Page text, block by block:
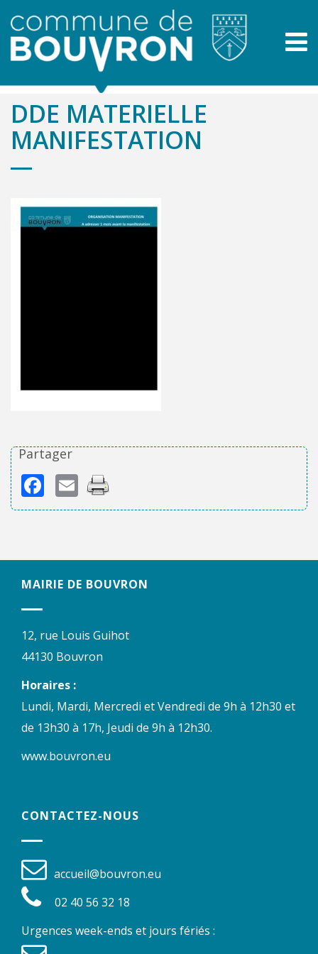
DDE MATERIELLE
MANIFESTATION
Partager
Facebook
Email
MAIRIE DE BOUVRON
12, rue Louis Guihot
44130 Bouvron
Horaires :
Lundi, Mardi, Mercredi et Vendredi de 9h à 12h30 et
de 13h30 à 17h, Jeudi de 9h à 12h30.
www.bouvron.eu
CONTACTEZ-NOUS
accueil@bouvron.eu
02 40 56 32 18
Urgences week-ends et jours fériés :